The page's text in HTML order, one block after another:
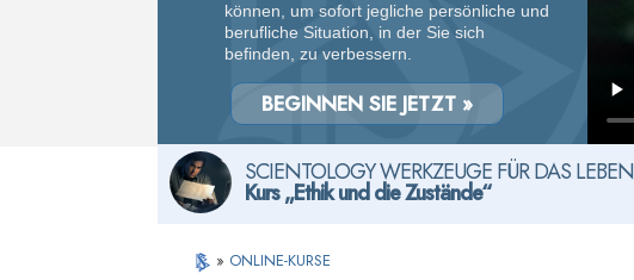
können, um sofort jegliche persönliche und
berufliche Situation, in der Sie sich
befinden, zu verbessern.
BEGINNEN SIE JETZT »
SCIENTOLOGY WERKZEUGE FÜR DAS LEBEN
Kurs „Ethik und die Zustände“
» ONLINE-KURSE